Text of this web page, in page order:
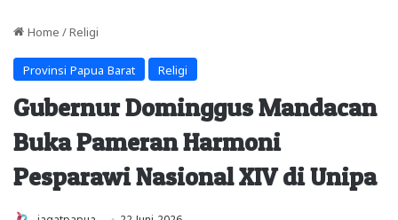
Home / Religi
Provinsi Papua Barat Religi
Gubernur Dominggus Mandacan
Buka Pameran Harmoni
Pesparawi Nasional XIV di Unipa